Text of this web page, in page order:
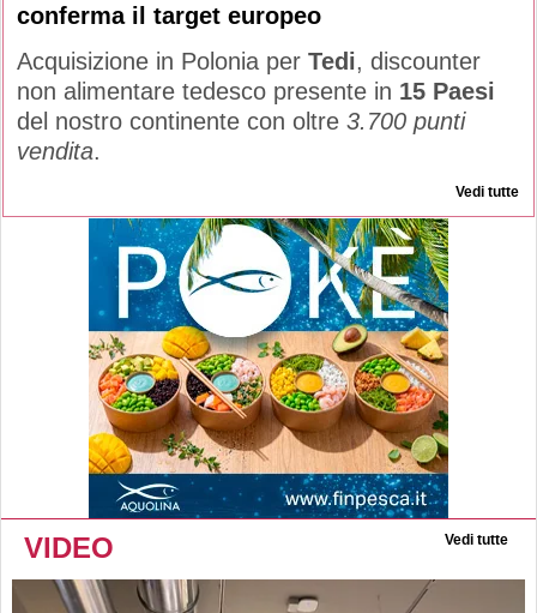
conferma il target europeo
Acquisizione in Polonia per Tedi, discounter
non alimentare tedesco presente in 15 Paesi
del nostro continente con oltre 3.700 punti
vendita.
Vedi tutte
VIDEO Vedi tutte